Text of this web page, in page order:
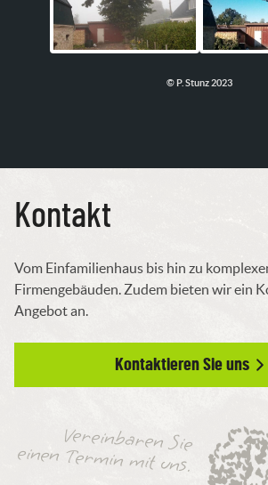
© P. Stunz 2023
Kontakt
Vom Einfamilienhaus bis hin zu
Firmengebäuden. Zudem bieten wir ein
Angebot an.
Kontaktieren Sie uns
Vereinbaren Sie
einen Termin mit uns.